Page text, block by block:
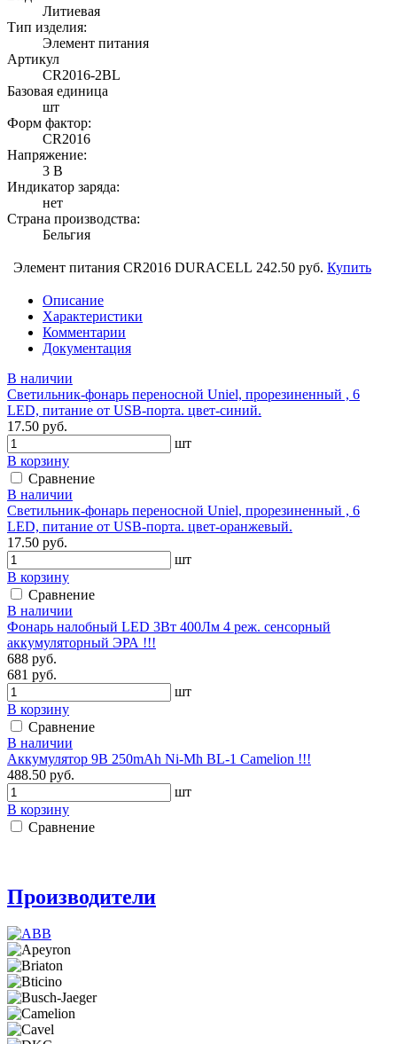
Литиевая
Тип изделия:
Элемент питания
Артикул
CR2016-2BL
Базовая единица
шт
Форм фактор:
CR2016
Напряжение:
3 В
Индикатор заряда:
нет
Страна производства:
Бельгия
Элемент питания CR2016 DURACELL 242.50 руб. Купить
Описание
Характеристики
Комментарии
Документация
В наличии
Светильник-фонарь переносной Uniel, прорезиненный , 6
LED, питание от USB-порта. цвет-синий.
17.50 руб.
шт
В корзину
Сравнение
В наличии
Светильник-фонарь переносной Uniel, прорезиненный , 6
LED, питание от USB-порта. цвет-оранжевый.
17.50 руб.
шт
В корзину
Сравнение
В наличии
Фонарь налобный LED 3Вт 400Лм 4 реж. сенсорный
аккумуляторный ЭРА !!!
688 руб.
681 руб.
шт
В корзину
Сравнение
В наличии
Аккумулятор 9В 250mAh Ni-Mh BL-1 Camelion !!!
488.50 руб.
шт
В корзину
Сравнение
Производители